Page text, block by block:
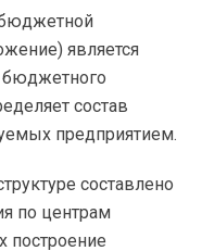
является
состав
предприятием.
составлено
по центрам
построение